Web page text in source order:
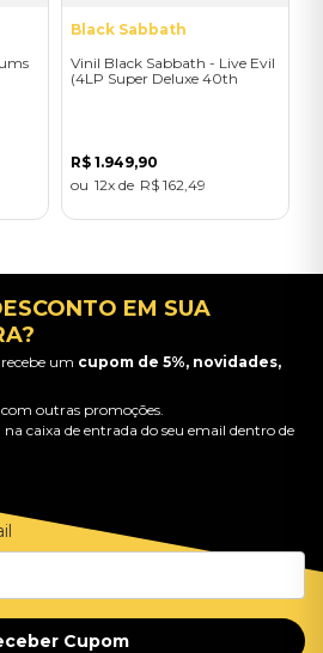
Black Sabbath
Vinil Black Sabbath - Live Evil
(4LP Super Deluxe 40th
R$ 1.949,90
12
R$ 162 49
EM SUA
um cupom de 5%, novidades,
outras promoções.
caixa de entrada do seu email dentro de
Cupom